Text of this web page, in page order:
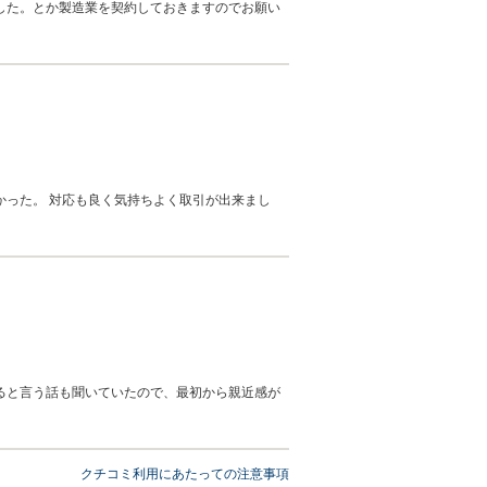
。とか製造業を契約しておきますのでお願い
た。 対応も良く気持ちよく取引が出来まし
言う話も聞いていたので、最初から親近感が
クチコミ利用にあたっての注意事項